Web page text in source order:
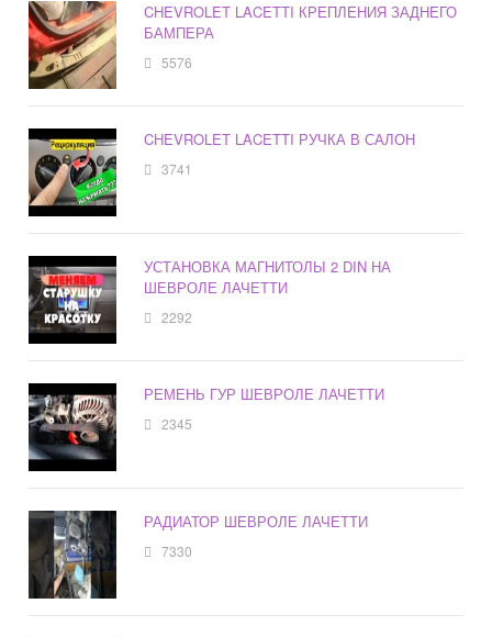
CHEVROLET LACETTI КРЕПЛЕНИЯ ЗАДНЕГО
БАМПЕРА
5576
CHEVROLET LACETTI РУЧКА В САЛОН
3741
УСТАНОВКА МАГНИТОЛЫ 2 DIN НА
ШЕВРОЛЕ ЛАЧЕТТИ
2292
РЕМЕНЬ ГУР ШЕВРОЛЕ ЛАЧЕТТИ
2345
РАДИАТОР ШЕВРОЛЕ ЛАЧЕТТИ
7330